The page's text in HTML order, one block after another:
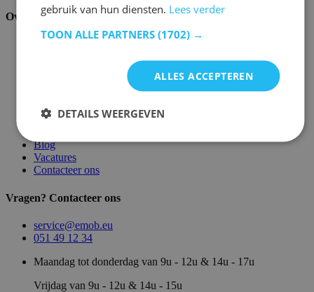
Over ons
Algemene voorwaarden
Juridische vermeldingen
Privacy- en cookie verklaring
Blog
Vacatures
Contacteer ons
Vragen? Contacteer ons
service@emob.eu
051 49 12 34
Maandag tot donderdag van 9u - 12u & 14u - 17u
Vrijdag van 9u - 12u & 14u - 15u
gebruik van hun diensten. Lees verder
TOON ALLE PARTNERS (1702) →
ALLES ACCEPTEREN
DETAILS WEERGEVEN